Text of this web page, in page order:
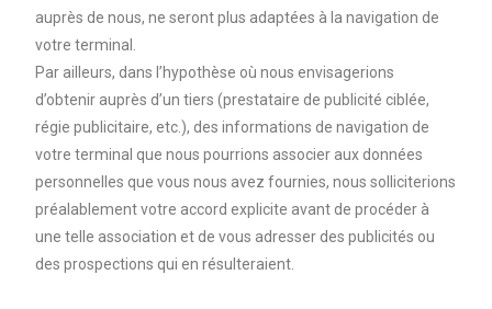
auprès de nous, ne seront plus adaptées à la navigation de
votre terminal.
Par ailleurs, dans l’hypothèse où nous envisagerions
d’obtenir auprès d’un tiers (prestataire de publicité ciblée,
régie publicitaire, etc.), des informations de navigation de
votre terminal que nous pourrions associer aux données
personnelles que vous nous avez fournies, nous solliciterions
préalablement votre accord explicite avant de procéder à
une telle association et de vous adresser des publicités ou
des prospections qui en résulteraient.